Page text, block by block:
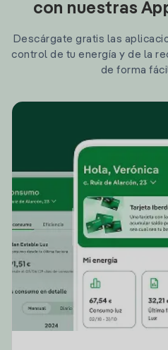
con nuestras
Descárgate gratis las
control de tu energía y de la
de forma